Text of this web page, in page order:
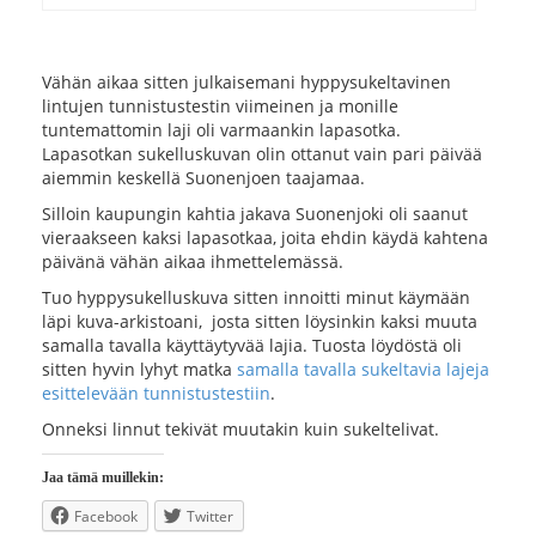
Vähän aikaa sitten julkaisemani hyppysukeltavinen
lintujen tunnistustestin viimeinen ja monille
tuntemattomin laji oli varmaankin lapasotka.
Lapasotkan sukelluskuvan olin ottanut vain pari päivää
aiemmin keskellä Suonenjoen taajamaa.
Silloin kaupungin kahtia jakava Suonenjoki oli saanut
vieraakseen kaksi lapasotkaa, joita ehdin käydä kahtena
päivänä vähän aikaa ihmettelemässä.
Tuo hyppysukelluskuva sitten innoitti minut käymään
läpi kuva-arkistoani, josta sitten löysinkin kaksi muuta
samalla tavalla käyttäytyvää lajia. Tuosta löydöstä oli
sitten hyvin lyhyt matka samalla tavalla sukeltavia lajeja
esittelevään tunnistustestiin.
Onneksi linnut tekivät muutakin kuin sukeltelivat.
Jaa tämä muillekin:
Facebook Twitter